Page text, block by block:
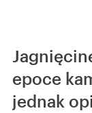
epoce
jednak